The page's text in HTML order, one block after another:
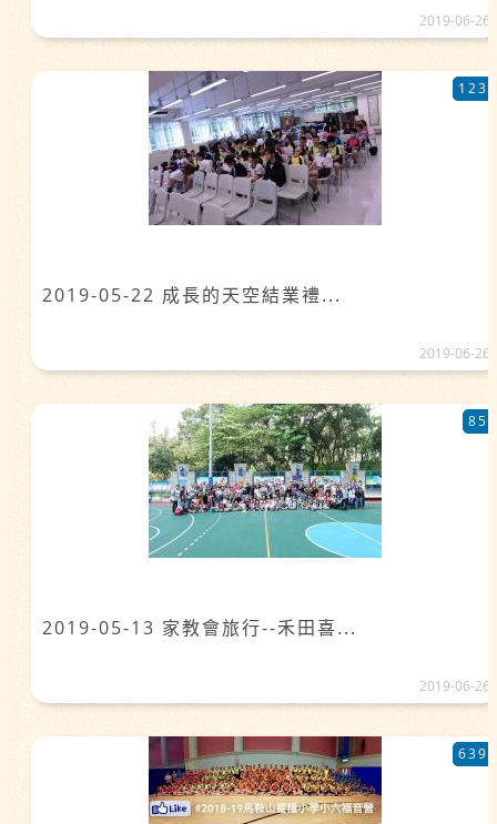
2019-06-26
2019-05-22 成長的天空結業禮...
123
2019-06-26
2019-05-13 家教會旅行--禾田喜...
85
2019-06-26
639